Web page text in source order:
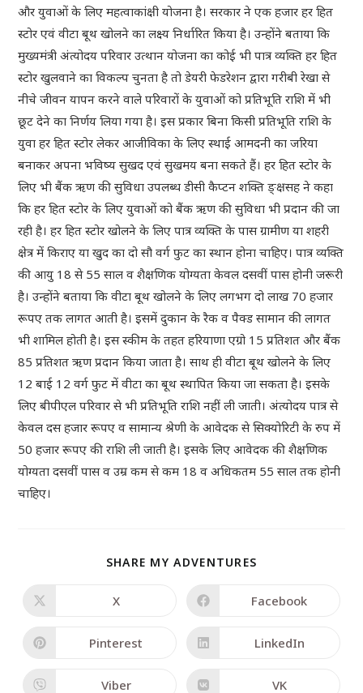
और युवाओं के लिए महत्वाकांक्षी योजना है। सरकार ने एक हजार हर हित
स्टोर एवं वीटा बूथ खोलने का लक्ष्य निर्धारित किया है। उन्होंने बताया कि
मुख्यमंत्री अंत्योदय परिवार उत्थान योजना का कोई भी पात्र व्यक्ति हर हित
स्टोर खुलवाने का विकल्प चुनता है तो डेयरी फेडरेशन द्वारा गरीबी रेखा से
नीचे जीवन यापन करने वाले परिवारों के युवाओं को प्रतिभूति राशि में भी
छूट देने का निर्णय लिया गया है। इस प्रकार बिना किसी प्रतिभूति राशि के
युवा हर हित स्टोर लेकर आजीविका के लिए स्थाई आमदनी का जरिया
बनाकर अपना भविष्य सुखद एवं सुखमय बना सकते हैं। हर हित स्टोर के
लिए भी बैंक ऋण की सुविधा उपलब्ध डीसी कैप्टन शक्ति ङ्क्षसह ने कहा
कि हर हित स्टोर के लिए युवाओं को बैंक ऋण की सुविधा भी प्रदान की जा
रही है। हर हित स्टोर खोलने के लिए पात्र व्यक्ति के पास ग्रामीण या शहरी
क्षेत्र में किराए या खुद का दो सौ वर्ग फुट का स्थान होना चाहिए। पात्र व्यक्ति
की आयु 18 से 55 साल व शैक्षणिक योग्यता केवल दसवीं पास होनी जरूरी
है। उन्होंने बताया कि वीटा बूथ खोलने के लिए लगभग दो लाख 70 हजार
रूपए तक लागत आती है। इसमें दुकान के रैक व पैक्ड सामान की लागत
भी शामिल होती है। इस स्कीम के तहत हरियाणा एग्रो 15 प्रतिशत और बैंक
85 प्रतिशत ऋण प्रदान किया जाता है। साथ ही वीटा बूथ खोलने के लिए
12 बाई 12 वर्ग फुट में वीटा का बूथ स्थापित किया जा सकता है। इसके
लिए बीपीएल परिवार से भी प्रतिभूति राशि नहीं ली जाती। अंत्योदय पात्र से
केवल दस हजार रूपए व सामान्य श्रेणी के आवेदक से सिक्योरिटी के रुप में
50 हजार रूपए की राशि ली जाती है। इसके लिए आवेदक की शैक्षणिक
योग्यता दसवीं पास व उम्र कम से कम 18 व अधिकतम 55 साल तक होनी
चाहिए।
SHARE MY ADVENTURES
X Facebook
Pinterest LinkedIn
Viber VK